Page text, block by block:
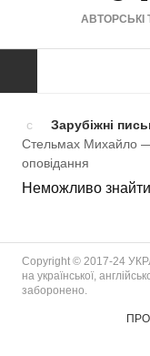
АВТОРСЬКІ
Твори українською
Твори англійською
БІОГРАФІЇ
Українські
Зарубіжні
Стельмах Михайло —
оповiдання
Неможливо
Copyright © 2017-24
на української,
заборонено.